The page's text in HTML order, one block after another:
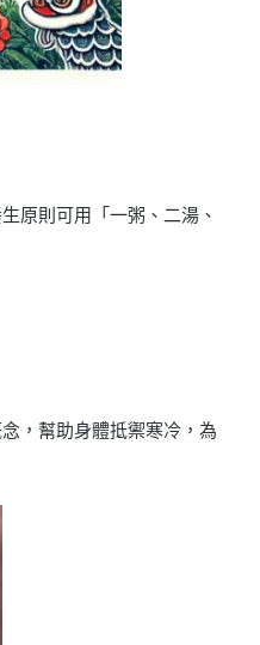
原則可用「一粥、二湯、
，幫助身體抵禦寒冷，為